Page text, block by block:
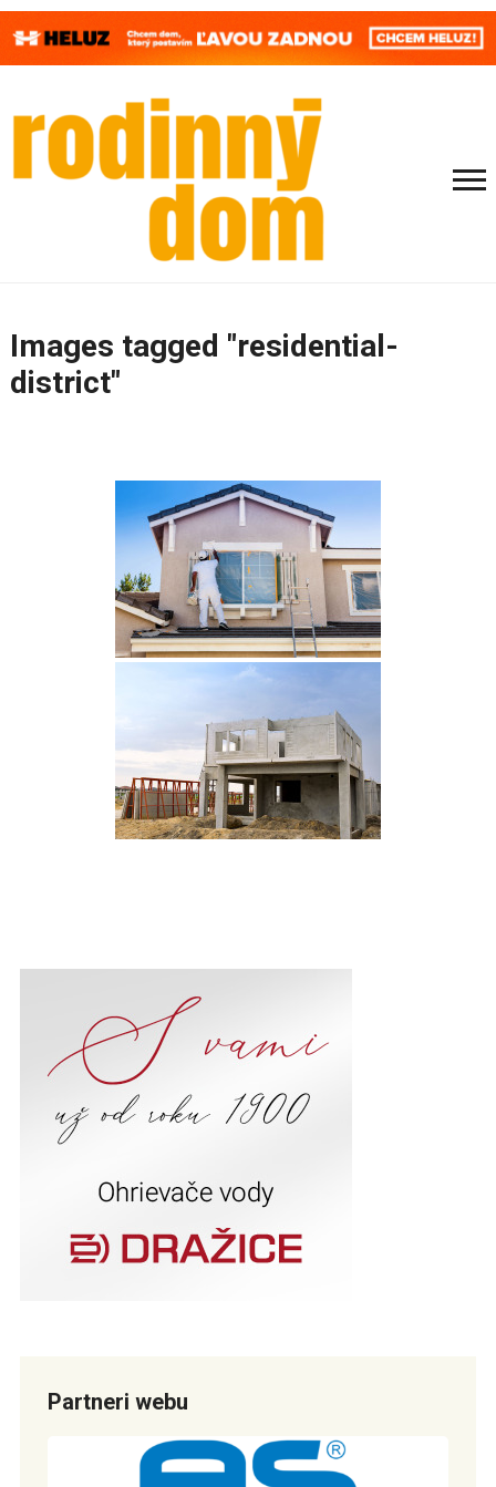
Images tagged "residential-
district"
Partneri webu